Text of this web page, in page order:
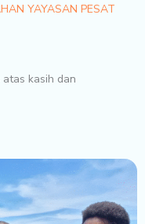
YAYASAN PESAT
kasih dan